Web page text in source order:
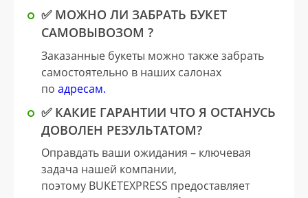
✅ МОЖНО ЛИ ЗАБРАТЬ БУКЕТ
САМОВЫВОЗОМ ?
Заказанные букеты можно также забрать
самостоятельно в наших салонах
по адресам.
✅ КАКИЕ ГАРАНТИИ ЧТО Я ОСТАНУСЬ
ДОВОЛЕН РЕЗУЛЬТАТОМ?
Оправдать ваши ожидания – ключевая
задача нашей компании,
поэтому BUKETEXPRESS предоставляет